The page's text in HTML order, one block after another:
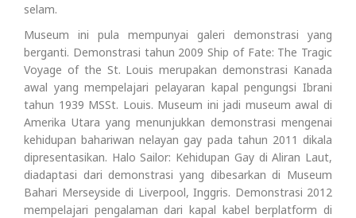
selam.
Museum ini pula mempunyai galeri demonstrasi yang
berganti. Demonstrasi tahun 2009 Ship of Fate: The Tragic
Voyage of the St. Louis merupakan demonstrasi Kanada
awal yang mempelajari pelayaran kapal pengungsi Ibrani
tahun 1939 MSSt. Louis. Museum ini jadi museum awal di
Amerika Utara yang menunjukkan demonstrasi mengenai
kehidupan bahariwan nelayan gay pada tahun 2011 dikala
dipresentasikan. Halo Sailor: Kehidupan Gay di Aliran Laut,
diadaptasi dari demonstrasi yang dibesarkan di Museum
Bahari Merseyside di Liverpool, Inggris. Demonstrasi 2012
mempelajari pengalaman dari kapal kabel berplatform di